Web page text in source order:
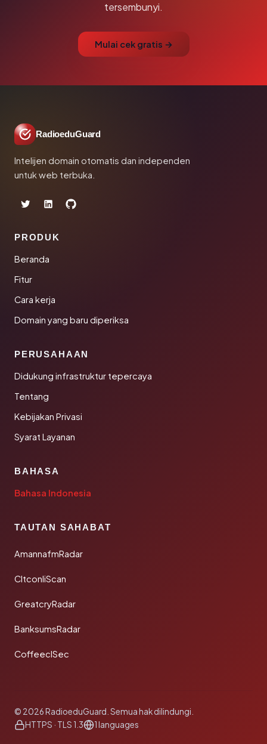
tersembunyi.
Mulai cek gratis →
RadioeduGuard
Intelijen domain otomatis dan independen
untuk web terbuka.
PRODUK
Beranda
Fitur
Cara kerja
Domain yang baru diperiksa
PERUSAHAAN
Didukung infrastruktur tepercaya
Tentang
Kebijakan Privasi
Syarat Layanan
BAHASA
Bahasa Indonesia
TAUTAN SAHABAT
AmannafmRadar
CltconliScan
GreatcryRadar
BanksumsRadar
CoffeeclSec
© 2026 RadioeduGuard. Semua hak dilindungi.
HTTPS · TLS 1.3
1 languages